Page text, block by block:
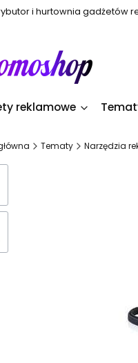
i hurtownia gadżetów
reklamowe
Tematy Narzędzia